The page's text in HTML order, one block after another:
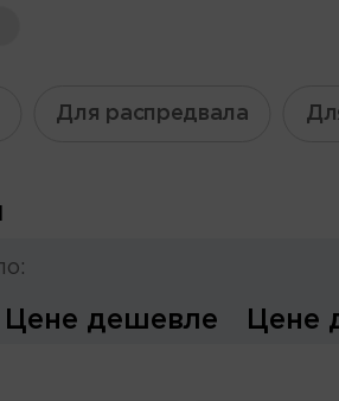
Для распредвала
Цене дешевле Цене